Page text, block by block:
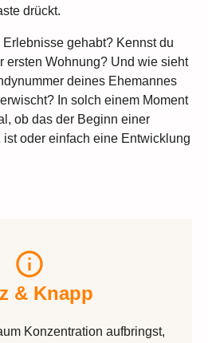
drückt.
gehabt? Kennst du
ersten Wohnung? Und wie sieht
deines Ehemannes
In solch einem Moment
ob das der Beginn einer
oder einfach eine Entwicklung
& Knapp
Konzentration aufbringst,